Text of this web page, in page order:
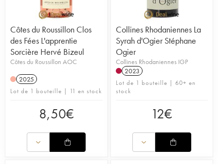
Côtes du Roussillon Clos
des Fées L'apprentie
Sorcière Hervé Bizeul
Côtes du Roussillon AOC
2025
Lot de 1 bouteille | 11 en stock
8,50€
Collines Rhodaniennes La
Syrah d'Ogier Stéphane
Ogier
Collines Rhodaniennes IGP
2023
Lot de 1 bouteille | 60+ en
stock
12€